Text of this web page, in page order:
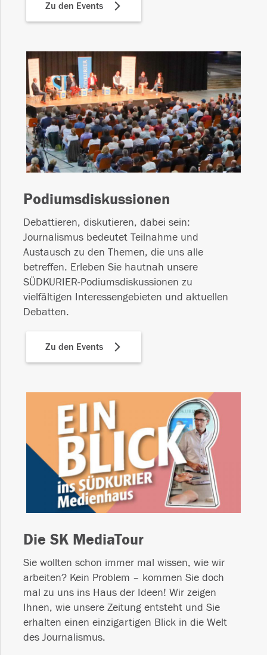
Zu den Events
Podiumsdiskussionen
Debattieren, diskutieren, dabei sein:
Journalismus bedeutet Teilnahme und
Austausch zu den Themen, die uns alle
betreffen. Erleben Sie hautnah unsere
SÜDKURIER-Podiumsdiskussionen zu
vielfältigen Interessengebieten und aktuellen
Debatten.
Zu den Events
Die SK MediaTour
Sie wollten schon immer mal wissen, wie wir
arbeiten? Kein Problem – kommen Sie doch
mal zu uns ins Haus der Ideen! Wir zeigen
Ihnen, wie unsere Zeitung entsteht und Sie
erhalten einen einzigartigen Blick in die Welt
des Journalismus.